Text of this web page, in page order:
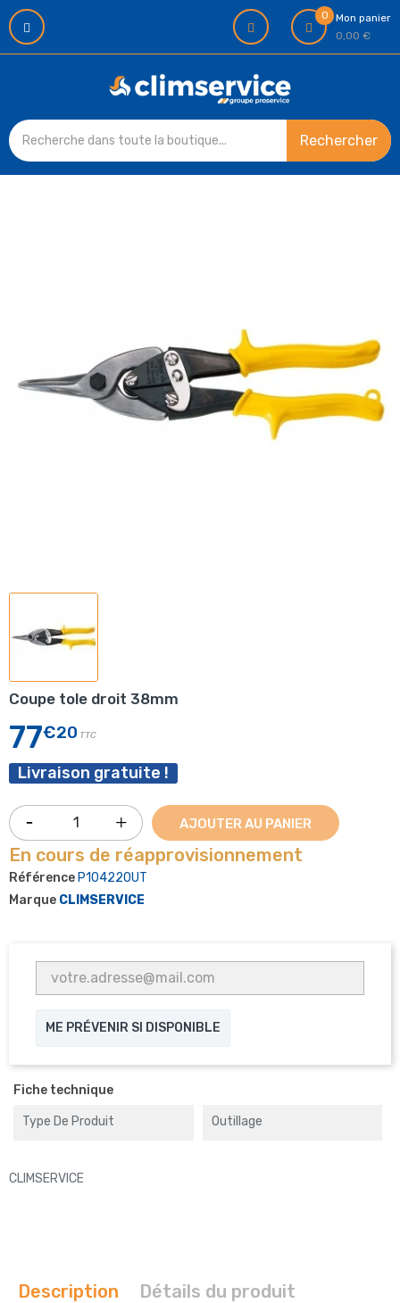
0
Mon panier
0,00 €
Rechercher
Coupe tole droit 38mm
77€20 TTC
Livraison gratuite !
AJOUTER AU PANIER
En cours de réapprovisionnement
Référence P10422OUT
Marque CLIMSERVICE
ME PRÉVENIR SI DISPONIBLE
Fiche technique
Type De Produit Outillage
CLIMSERVICE
Description Détails du produit